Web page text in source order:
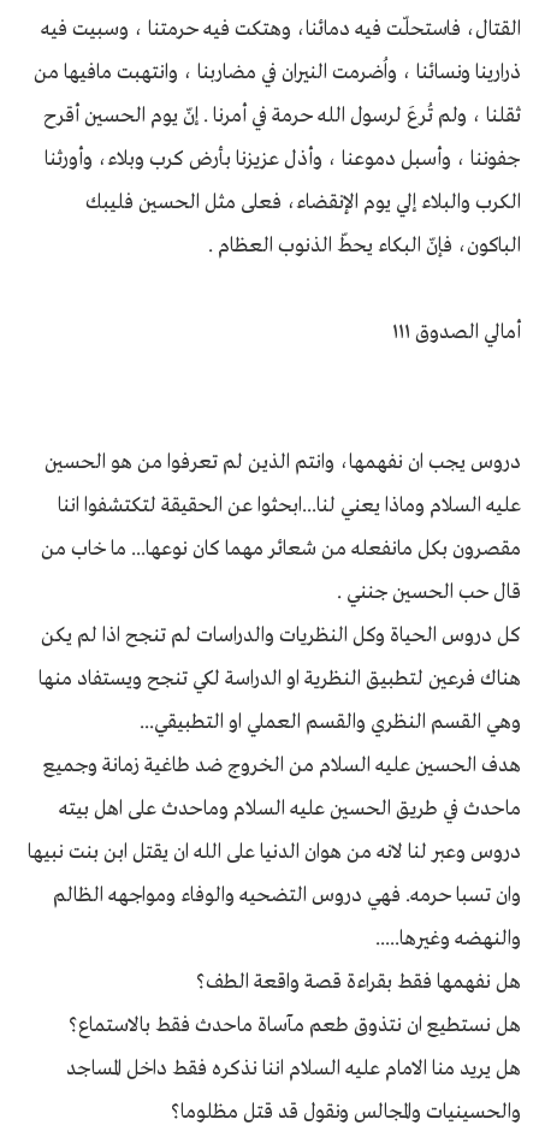
القتال، فاستحلّت فيه دمائنا، وهتكت فيه حرمتنا ، وسبيت فيه
ذرارينا ونسائنا ، واُضرمت النيران في مضاربنا ، وانتهبت مافيها من
ثقلنا ، ولم تُرعَ لرسول الله حرمة في أمرنا . إنّ يوم الحسين أقرح
جفوننا ، وأسبل دموعنا ، وأذل عزيزنا بأرض كرب وبلاء، وأورثنا
الكرب والبلاء إلي يوم الإنقضاء، فعلى مثل الحسين فليبك
الباكون، فإنّ البكاء يحطّ الذنوب العظام .
أمالي الصدوق ١١١
دروس يجب ان نفهمها، وانتم الذين لم تعرفوا من هو الحسين
عليه السلام وماذا يعني لنا...ابحثوا عن الحقيقة لتكتشفوا اننا
مقصرون بكل مانفعله من شعائر مهما كان نوعها... ما خاب من
قال حب الحسين جنني .
كل دروس الحياة وكل النظريات والدراسات لم تنجح اذا لم يكن
هناك فرعين لتطبيق النظرية او الدراسة لكي تنجح ويستفاد منها
وهي القسم النظري والقسم العملي او التطبيقي...
هدف الحسين عليه السلام من الخروج ضد طاغية زمانة وجميع
ماحدث في طريق الحسين عليه السلام وماحدث على اهل بيته
دروس وعبر لنا لانه من هوان الدنيا على الله ان يقتل ابن بنت نبيها
وان تسبا حرمه. فهي دروس التضحيه والوفاء ومواجهه الظالم
والنهضه وغيرها.....
هل نفهمها فقط بقراءة قصة واقعة الطف؟
هل نستطيع ان نتذوق طعم مآساة ماحدث فقط بالاستماع؟
هل يريد منا الامام عليه السلام اننا نذكره فقط داخل المساجد
والحسينيات والمجالس ونقول قد قتل مظلوما؟